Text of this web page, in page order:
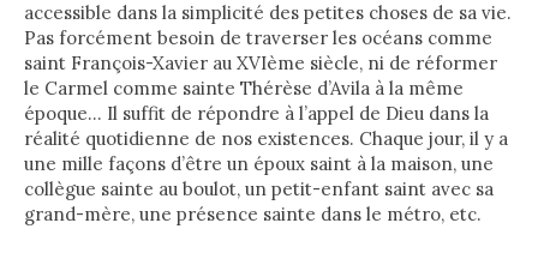
accessible dans la simplicité des petites choses de sa vie.
Pas forcément besoin de traverser les océans comme
saint François-Xavier au XVIème siècle, ni de réformer
le Carmel comme sainte Thérèse d’Avila à la même
époque… Il suffit de répondre à l’appel de Dieu dans la
réalité quotidienne de nos existences. Chaque jour, il y a
une mille façons d’être un époux saint à la maison, une
collègue sainte au boulot, un petit-enfant saint avec sa
grand-mère, une présence sainte dans le métro, etc.